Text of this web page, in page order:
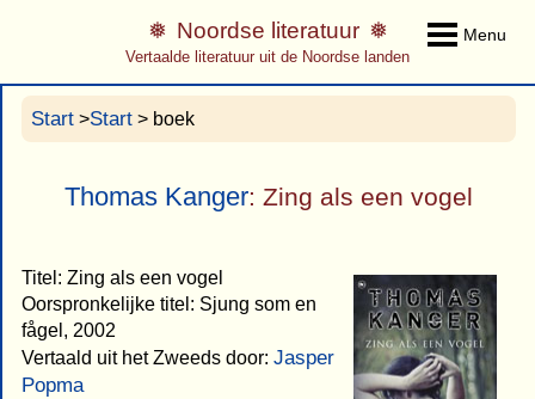
Menu
Noordse literatuur
Vertaalde literatuur uit de Noordse landen
Start >Start > boek
Thomas Kanger: Zing als een vogel
Titel: Zing als een vogel
Oorspronkelijke titel: Sjung som en
fågel, 2002
Vertaald uit het Zweeds door: Jasper
Popma